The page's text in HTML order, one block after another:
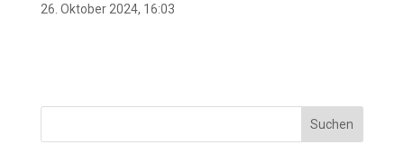
26. Oktober 2024, 16:03
Suchen